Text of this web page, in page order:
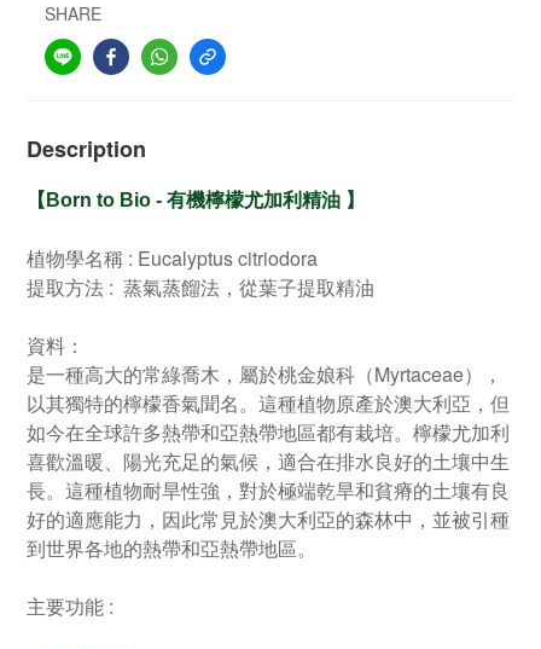
SHARE
Description
【 Born to Bio - 有機檸檬尤加利精油 】
植物學名稱 : Eucalyptus citriodora
提取方法 : 蒸氣蒸餾法，從葉子提取精油
資料：
是一種高大的常綠喬木，屬於桃金娘科（Myrtaceae），
以其獨特的檸檬香氣聞名。這種植物原產於澳大利亞，但
如今在全球許多熱帶和亞熱帶地區都有栽培。檸檬尤加利
喜歡溫暖、陽光充足的氣候，適合在排水良好的土壤中生
長。這種植物耐旱性強，對於極端乾旱和貧瘠的土壤有良
好的適應能力，因此常見於澳大利亞的森林中，並被引種
到世界各地的熱帶和亞熱帶地區。
主要功能 :